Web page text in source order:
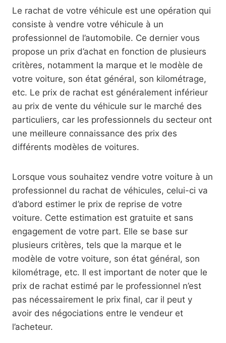
Le rachat de votre véhicule est une opération qui
consiste à vendre votre véhicule à un
professionnel de l’automobile. Ce dernier vous
propose un prix d’achat en fonction de plusieurs
critères, notamment la marque et le modèle de
votre voiture, son état général, son kilométrage,
etc. Le prix de rachat est généralement inférieur
au prix de vente du véhicule sur le marché des
particuliers, car les professionnels du secteur ont
une meilleure connaissance des prix des
différents modèles de voitures.
Lorsque vous souhaitez vendre votre voiture à un
professionnel du rachat de véhicules, celui-ci va
d’abord estimer le prix de reprise de votre
voiture. Cette estimation est gratuite et sans
engagement de votre part. Elle se base sur
plusieurs critères, tels que la marque et le
modèle de votre voiture, son état général, son
kilométrage, etc. Il est important de noter que le
prix de rachat estimé par le professionnel n’est
pas nécessairement le prix final, car il peut y
avoir des négociations entre le vendeur et
l’acheteur.